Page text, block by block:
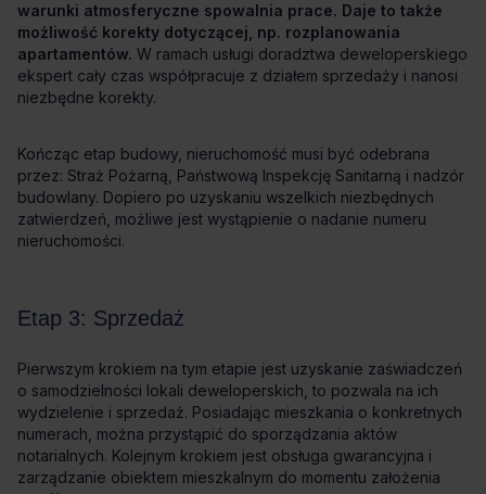
warunki atmosferyczne spowalnia prace. Daje to także
możliwość korekty dotyczącej, np. rozplanowania
apartamentów.